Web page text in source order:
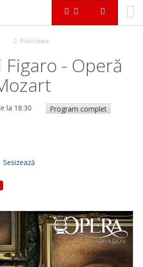
de W.A. Mozart
Publicitate
- Operă
la 18:30
Program complet
Sesizează